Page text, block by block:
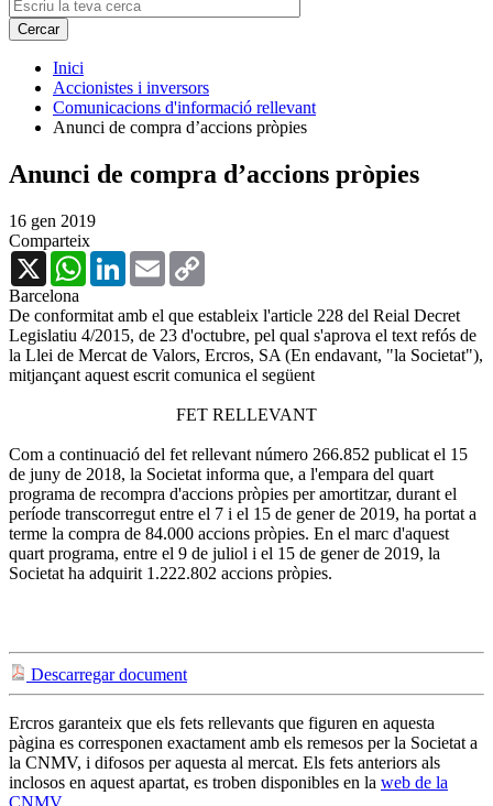
Inici
Accionistes i inversors
Comunicacions d'informació rellevant
Anunci de compra d’accions pròpies
Anunci de compra d’accions pròpies
16 gen 2019
Comparteix
X
WhatsAppLinkedInEmail
Barcelona
De conformitat amb el que estableix l'article 228 del Reial Decret
Legislatiu 4/2015, de 23 d'octubre, pel qual s'aprova el text refós de
la Llei de Mercat de Valors, Ercros, SA (En endavant, "la Societat"),
mitjançant aquest escrit comunica el següent
FET RELLEVANT
Com a continuació del fet rellevant número 266.852 publicat el 15
de juny de 2018, la Societat informa que, a l'empara del quart
programa de recompra d'accions pròpies per amortitzar, durant el
període transcorregut entre el 7 i el 15 de gener de 2019, ha portat a
terme la compra de 84.000 accions pròpies. En el marc d'aquest
quart programa, entre el 9 de juliol i el 15 de gener de 2019, la
Societat ha adquirit 1.222.802 accions pròpies.
Descarregar document
Ercros garanteix que els fets rellevants que figuren en aquesta
pàgina es corresponen exactament amb els remesos per la Societat a
la CNMV, i difosos per aquesta al mercat. Els fets anteriors als
inclosos en aquest apartat, es troben disponibles en la web de la
CNMV.